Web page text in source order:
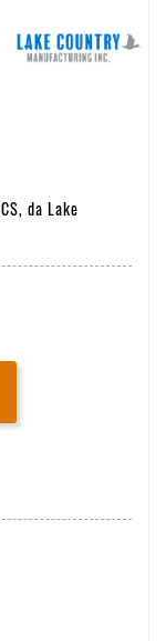
da Lake